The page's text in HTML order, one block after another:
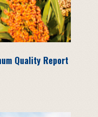
Quality Report